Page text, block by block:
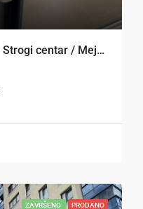
Dvosoban stan – ZENICA – Strogi centar / Mejdandžik
ZAVRŠENO PRODANO